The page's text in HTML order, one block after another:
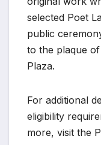
selected Poet
public
to the plaque
Plaza.
For additional
eligibility
more, visit the